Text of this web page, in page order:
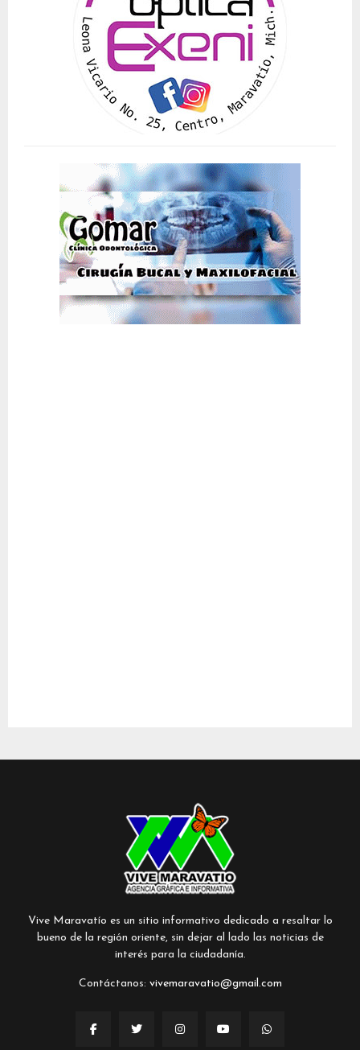
Vive Maravatío es un sitio informativo dedicado a resaltar lo
bueno de la región oriente, sin dejar al lado las noticias de
interés para la ciudadanía.
Contáctanos: vivemaravatio@gmail.com